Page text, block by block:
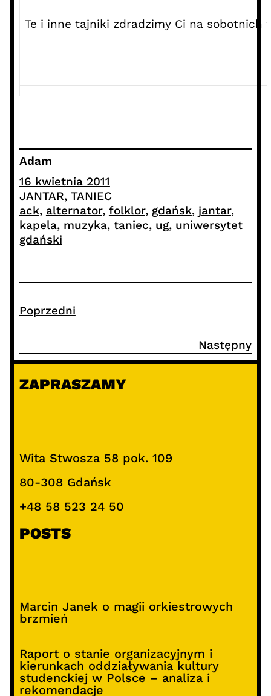
Te i inne tajniki zdradzimy Ci na sobotnich
Adam
16 kwietnia 2011
JANTAR, TANIEC
ack, alternator, folklor, gdańsk, jantar ,
kapela, muzyka, taniec, ug, uniwersytet
gdański
Poprzedni
Następny
ZAPRASZAMY
Wita Stwosza 58 pok. 109
80-308 Gdańsk
+48 58 523 24 50
POSTS
Marcin Janek o magii orkiestrowych
brzmień
Raport o stanie organizacyjnym i
kierunkach oddziaływania kultury
studenckiej w Polsce – analiza i
rekomendacje